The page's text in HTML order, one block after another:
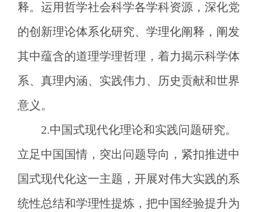
释。运用哲学社会科学各学科资源，深化党
的创新理论体系化研究、学理化阐释，阐发
其中蕴含的道理学理哲理，着力揭示科学体
系、真理内涵、实践伟力、历史贡献和世界
意义。
2.中国式现代化理论和实践问题研究。
立足中国国情，突出问题导向，紧扣推进中
国式现代化这一主题，开展对伟大实践的系
统性总结和学理性提炼，把中国经验提升为